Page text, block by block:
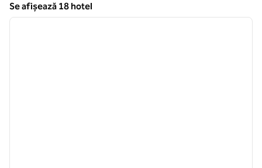
Se afișează 18 hotel
Se afișează 18 hotel
1 din 12